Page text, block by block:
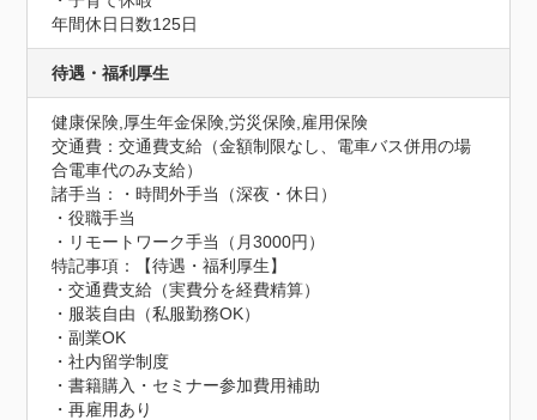
年間休日日数125日
待遇・福利厚生
健康保険,厚生年金保険,労災保険,雇用保険
交通費：交通費支給（金額制限なし、電車バス併用の場
合電車代のみ支給）
諸手当：・時間外手当（深夜・休日）
・役職手当
・リモートワーク手当（月3000円）
特記事項：【待遇・福利厚生】
・交通費支給（実費分を経費精算）
・服装自由（私服勤務OK）
・副業OK
・社内留学制度
・書籍購入・セミナー参加費用補助
・再雇用あり